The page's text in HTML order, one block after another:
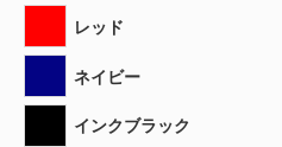
レッド
ネイビー
インクブラック